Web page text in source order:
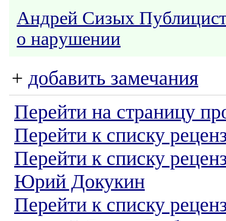
Андрей Сизых
о нарушении
+ добавить замечания
Перейти на страницу
Перейти к списку
Перейти к списку
Юрий Докукин
Перейти к списку